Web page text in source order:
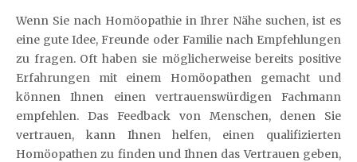
Wenn Sie nach Homöopathie in Ihrer Nähe suchen, ist es
eine gute Idee, Freunde oder Familie nach Empfehlungen
zu fragen. Oft haben sie möglicherweise bereits positive
Erfahrungen mit einem Homöopathen gemacht und
können Ihnen einen vertrauenswürdigen Fachmann
empfehlen. Das Feedback von Menschen, denen Sie
vertrauen, kann Ihnen helfen, einen qualifizierten
Homöopathen zu finden und Ihnen das Vertrauen geben,